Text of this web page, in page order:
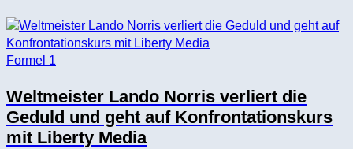
Formel 1
Weltmeister Lando Norris verliert die
Geduld und geht auf Konfrontationskurs
mit Liberty Media